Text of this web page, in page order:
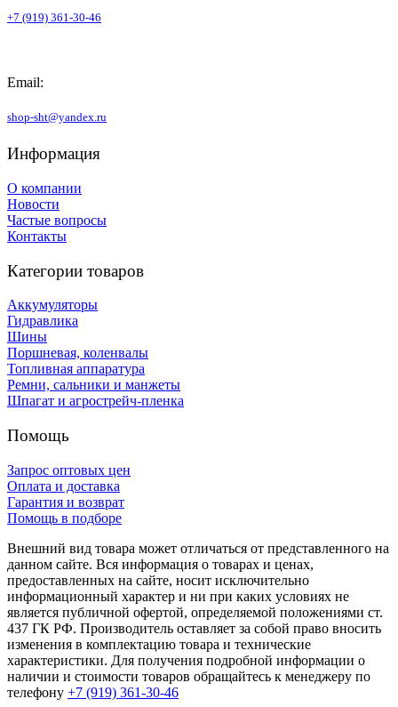
+7 (919) 361-30-46
Email:
shop-sht@yandex.ru
Информация
О компании
Новости
Частые вопросы
Контакты
Категории товаров
Аккумуляторы
Гидравлика
Шины
Поршневая, коленвалы
Топливная аппаратура
Ремни, сальники и манжеты
Шпагат и агрострейч-пленка
Помощь
Запрос оптовых цен
Оплата и доставка
Гарантия и возврат
Помощь в подборе
Внешний вид товара может отличаться от представленного на
данном сайте. Вся информация о товарах и ценах,
предоставленных на сайте, носит исключительно
информационный характер и ни при каких условиях не
является публичной офертой, определяемой положениями ст.
437 ГК РФ. Производитель оставляет за собой право вносить
изменения в комплектацию товара и технические
характеристики. Для получения подробной информации о
наличии и стоимости товаров обращайтесь к менеджеру по
телефону +7 (919) 361-30-46